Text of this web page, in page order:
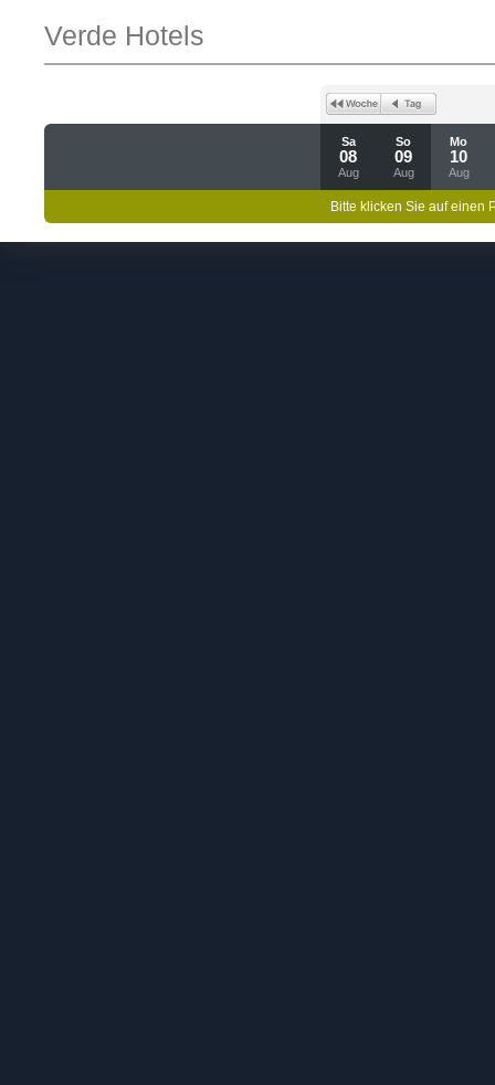
Verde Hotels
Sa
08
Aug
So
09
Aug
Mo
10
Aug
Bitte klicken Sie auf einen